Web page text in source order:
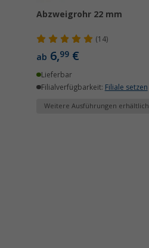
Abzweigrohr 22 mm
(14)
ab 6,99 €
Lieferbar
Filialverfügbarkeit: Filiale setzen
Weitere Ausführungen erhältlich